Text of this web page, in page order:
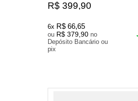
R$ 399,90
6x R$ 66,65
ou R$ 379,90 no
Depósito Bancário ou
pix